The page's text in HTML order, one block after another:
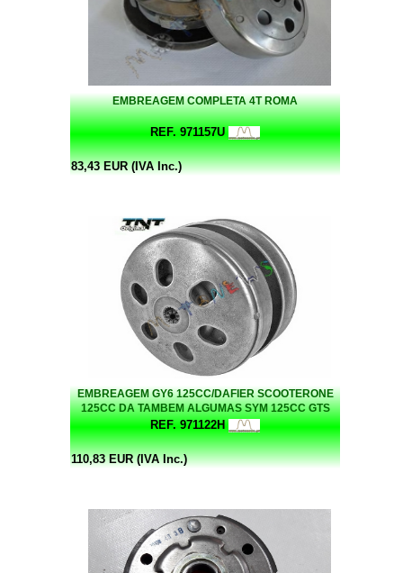
EMBREAGEM COMPLETA 4T ROMA
REF. 971157U
83,43 EUR (IVA Inc.)
EMBREAGEM GY6 125CC/DAFIER SCOOTERONE
125CC DA TAMBEM ALGUMAS SYM 125CC GTS
REF. 971122H
110,83 EUR (IVA Inc.)